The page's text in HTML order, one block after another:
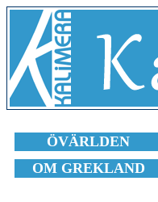
ÖVÄRLDEN
OM GREKLAND